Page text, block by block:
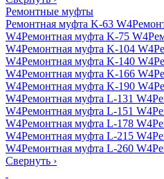
Ремонтные муфты
Ремонтная муфта K-63 W4
W4Ремонтная муфта K-75 W4
W4Ремонтная муфта K-104 W4
W4Ремонтная муфта K-140 W4
W4Ремонтная муфта K-166 W4
W4Ремонтная муфта K-190 W4
W4Ремонтная муфта L-131 W4
W4Ремонтная муфта L-151 W4
W4Ремонтная муфта L-178 W4
W4Ремонтная муфта L-215 W4
W4Ремонтная муфта L-260 W4
Свернуть ›